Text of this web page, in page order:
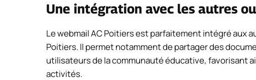
Une intégration avec les autres
Le webmail AC Poitiers est parfaitement intégré aux
Poitiers. Il permet notamment de partager des
utilisateurs de la communauté éducative, favorisant
activités.